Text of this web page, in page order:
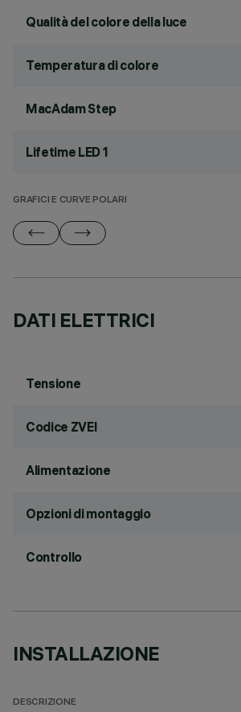
Qualità del colore della luce
Temperatura di colore
MacAdam Step
Lifetime LED 1
GRAFICI E CURVE POLARI
DATI ELETTRICI
Tensione
Codice ZVEI
Alimentazione
Opzioni di montaggio
Controllo
INSTALLAZIONE
DESCRIZIONE